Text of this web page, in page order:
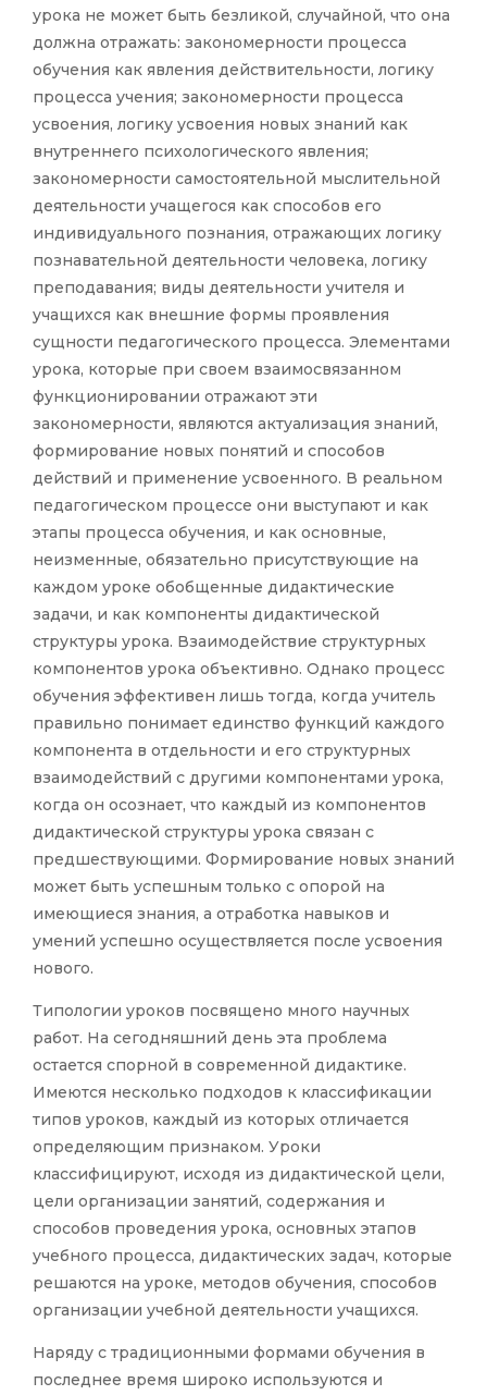
урока не может быть безликой, случайной, что она
должна отражать: закономерности процесса
обучения как явления действительности, логику
процесса учения; закономерности процесса
усвоения, логику усвоения новых знаний как
внутреннего психологического явления;
закономерности самостоятельной мыслительной
деятельности учащегося как способов его
индивидуального познания, отражающих логику
познавательной деятельности человека, логику
преподавания; виды деятельности учителя и
учащихся как внешние формы проявления
сущности педагогического процесса. Элементами
урока, которые при своем взаимосвязанном
функционировании отражают эти
закономерности, являются актуализация знаний,
формирование новых понятий и способов
действий и применение усвоенного. В реальном
педагогическом процессе они выступают и как
этапы процесса обучения, и как основные,
неизменные, обязательно присутствующие на
каждом уроке обобщенные дидактические
задачи, и как компоненты дидактической
структуры урока. Взаимодействие структурных
компонентов урока объективно. Однако процесс
обучения эффективен лишь тогда, когда учитель
правильно понимает единство функций каждого
компонента в отдельности и его структурных
взаимодействий с другими компонентами урока,
когда он осознает, что каждый из компонентов
дидактической структуры урока связан с
предшествующими. Формирование новых знаний
может быть успешным только с опорой на
имеющиеся знания, а отработка навыков и
умений успешно осуществляется после усвоения
нового.
Типологии уроков посвящено много научных
работ. На сегодняшний день эта проблема
остается спорной в современной дидактике.
Имеются несколько подходов к классификации
типов уроков, каждый из которых отличается
определяющим признаком. Уроки
классифицируют, исходя из дидактической цели,
цели организации занятий, содержания и
способов проведения урока, основных этапов
учебного процесса, дидактических задач, которые
решаются на уроке, методов обучения, способов
организации учебной деятельности учащихся.
Наряду с традиционными формами обучения в
последнее время широко используются и